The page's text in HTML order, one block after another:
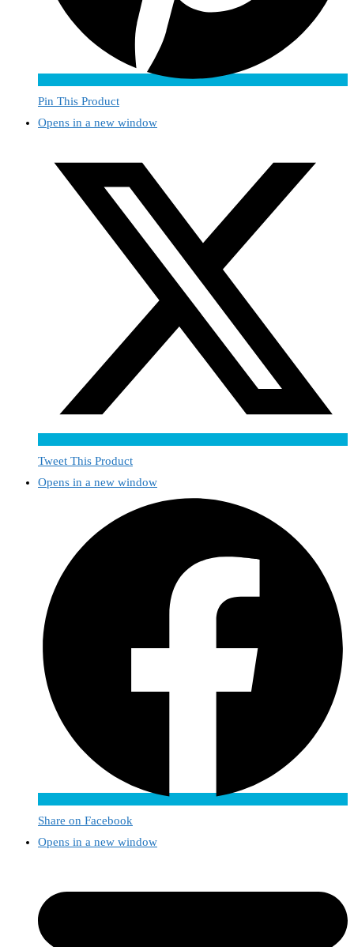
Pin This Product
Opens in a new window
Tweet This Product
Opens in a new window
Share on Facebook
Opens in a new window